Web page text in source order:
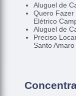
Aluguel de
Quero Fazer
Elétrico
Aluguel de
Preciso
Santo Amaro